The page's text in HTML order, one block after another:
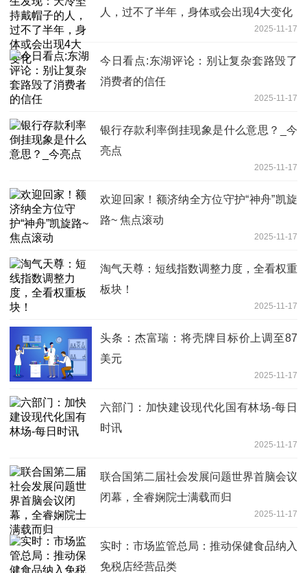
人，过不了半年，身体或会出现4大变化
2025-11-17
今日看点:东湖评论：别让复杂套路毁了
消费者的信任
2025-11-17
银行存款利率倒挂现象是什么意思？_今
亮点
2025-11-17
欢迎回家！额济纳全方位守护“神舟”凯旋
路~ 焦点滚动
2025-11-17
淘气天尊：短线指数调整力度，全看权重
板块！
2025-11-17
头条：杰富瑞：将壳牌目标价上调至87
美元
2025-11-17
六部门：加快建设现代化国有林场-每日
时讯
2025-11-17
联合国第二届社会发展问题世界首脑会议
闭幕，全睿娴院士满载而归
2025-11-17
实时：市场监管总局：推动保健食品纳入
免税店经营品类